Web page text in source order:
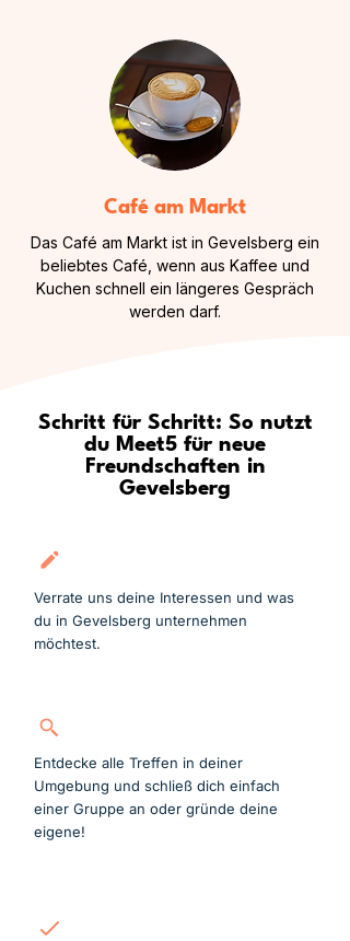
Café am Markt
Das Café am Markt ist in Gevelsberg ein
beliebtes Café, wenn aus Kaffee und
Kuchen schnell ein längeres Gespräch
werden darf.
Schritt für Schritt: So nutzt
du Meet5 für neue
Freundschaften in
Gevelsberg
Verrate uns deine Interessen und was
du in Gevelsberg unternehmen
möchtest.
Entdecke alle Treffen in deiner
Umgebung und schließ dich einfach
einer Gruppe an oder gründe deine
eigene!